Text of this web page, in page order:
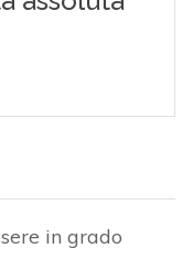
in grado